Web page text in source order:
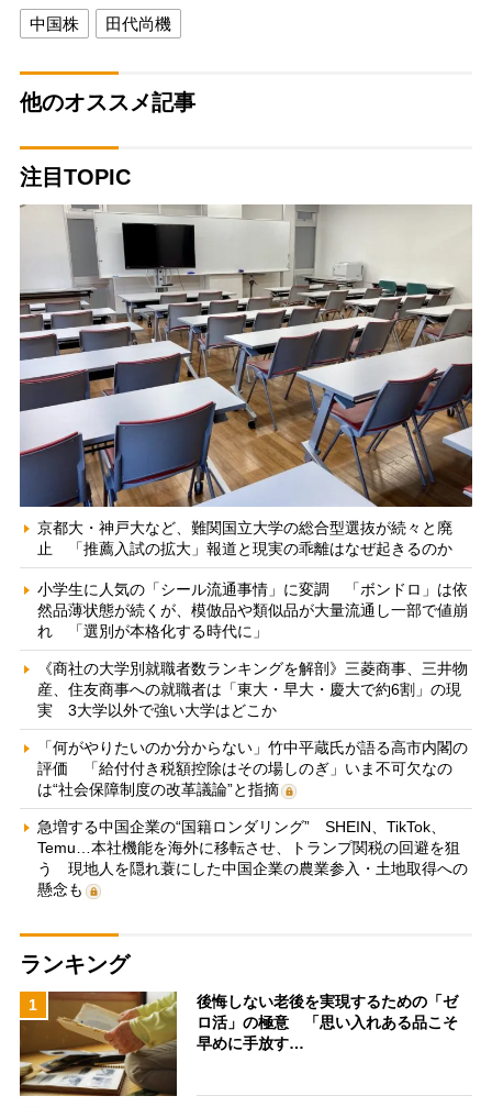
中国株 田代尚機
他のオススメ記事
注目TOPIC
京都大・神戸大など、難関国立大学の総合型選抜が続々と廃
止 「推薦入試の拡大」報道と現実の乖離はなぜ起きるのか
小学生に人気の「シール流通事情」に変調 「ボンドロ」は依
然品薄状態が続くが、模倣品や類似品が大量流通し一部で値崩
れ 「選別が本格化する時代に」
《商社の大学別就職者数ランキングを解剖》三菱商事、三井物
産、住友商事への就職者は「東大・早大・慶大で約6割」の現
実 3大学以外で強い大学はどこか
「何がやりたいのか分からない」竹中平蔵氏が語る高市内閣の
評価 「給付付き税額控除はその場しのぎ」いま不可欠なの
は“社会保障制度の改革議論”と指摘
急増する中国企業の“国籍ロンダリング” SHEIN、TikTok、
Temu…本社機能を海外に移転させ、トランプ関税の回避を狙
う 現地人を隠れ蓑にした中国企業の農業参入・土地取得への
懸念も
ランキング
1
後悔しない老後を実現するための「ゼ
ロ活」の極意 「思い入れある品こそ
早めに手放す…